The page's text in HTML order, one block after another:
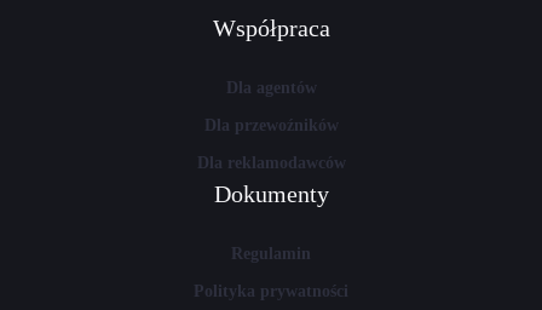
Współpraca
Dla agentów
Dla przewoźników
Dla reklamodawców
Dokumenty
Regulamin
Polityka prywatności